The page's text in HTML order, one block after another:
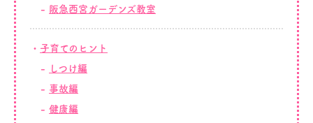
阪急西宮ガーデンズ教室
子育てのヒント
しつけ編
事故編
健康編